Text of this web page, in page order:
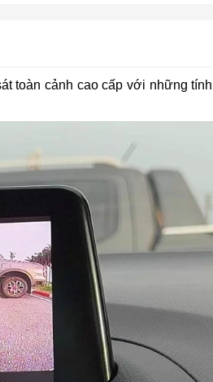
toàn cảnh cao cấp với những